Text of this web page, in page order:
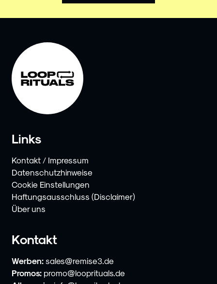
Links
Kontakt / Impressum
Datenschutzhinweise
Cookie Einstellungen
Haftungsausschluss (Disclaimer)
Über uns
Kontakt
Werben: sales@remise3.de
Promos: promo@looprituals.de